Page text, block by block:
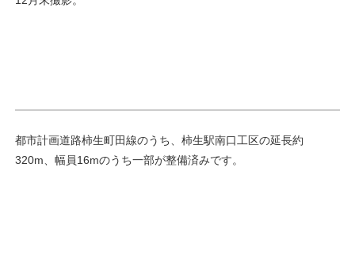
都市計画道路柿生町田線のうち、柿生駅南口工区の延長約
320m、幅員16mのうち一部が整備済みです。